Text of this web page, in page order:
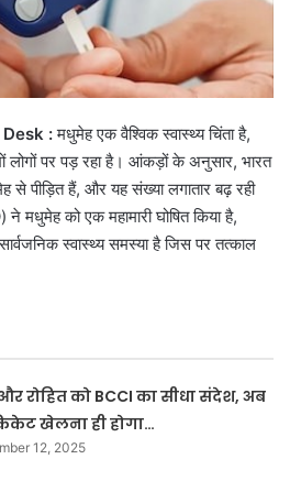
Desk :मधुमेह एक वैश्विक स्वास्थ्य चिंता है,
लोगों पर पड़ रहा है। आंकड़ों के अनुसार, भारत
पीड़ित हैं, और यह संख्या लगातार बढ़ रही
मधुमेह को एक महामारी घोषित किया है,
स्वास्थ्य समस्या है जिस पर तत्काल
रोहित को BCCI का सीधा संदेश, अब
खेलना ही होगा…
12, 2025